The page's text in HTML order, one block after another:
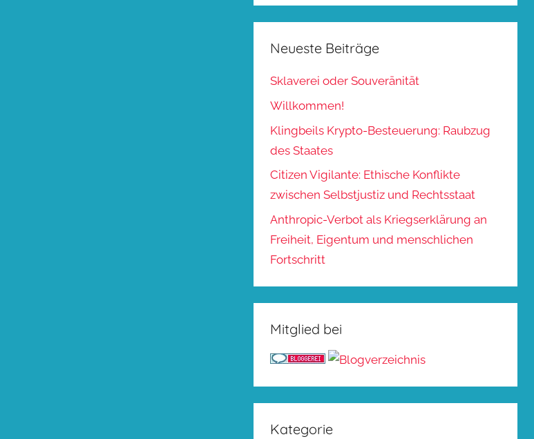
Neueste Beiträge
Sklaverei oder Souveränität
Willkommen!
Klingbeils Krypto-Besteuerung: Raubzug
des Staates
Citizen Vigilante: Ethische Konflikte
zwischen Selbstjustiz und Rechtsstaat
Anthropic-Verbot als Kriegserklärung an
Freiheit, Eigentum und menschlichen
Fortschritt
Mitglied bei
Kategorie